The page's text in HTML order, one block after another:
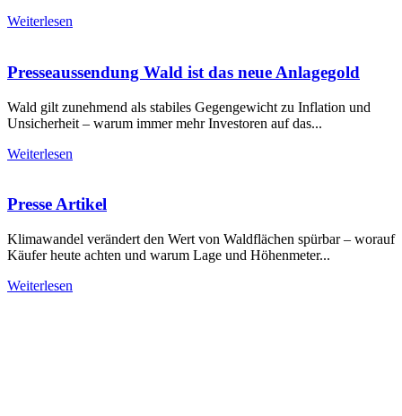
Weiterlesen
Presseaussendung Wald ist das neue Anlagegold
Wald gilt zunehmend als stabiles Gegengewicht zu Inflation und
Unsicherheit – warum immer mehr Investoren auf das...
Weiterlesen
Presse Artikel
Klimawandel verändert den Wert von Waldflächen spürbar – worauf
Käufer heute achten und warum Lage und Höhenmeter...
Weiterlesen